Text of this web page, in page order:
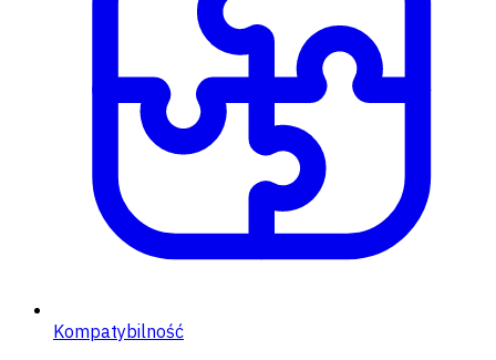
Kompatybilność